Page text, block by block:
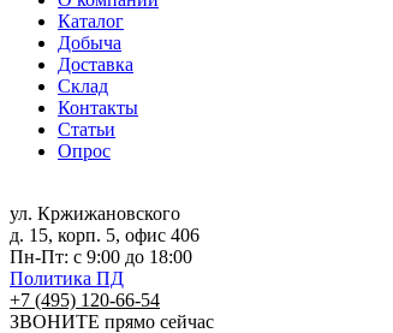
Каталог
Добыча
Доставка
Склад
Контакты
Статьи
Опрос
ул. Кржижановского
д. 15, корп. 5, офис 406
Пн-Пт: с 9:00 до 18:00
Политика ПД
+7 (495) 120-66-54
ЗВОНИТЕ прямо сейчас